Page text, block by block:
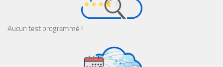
Aucun test programmé !